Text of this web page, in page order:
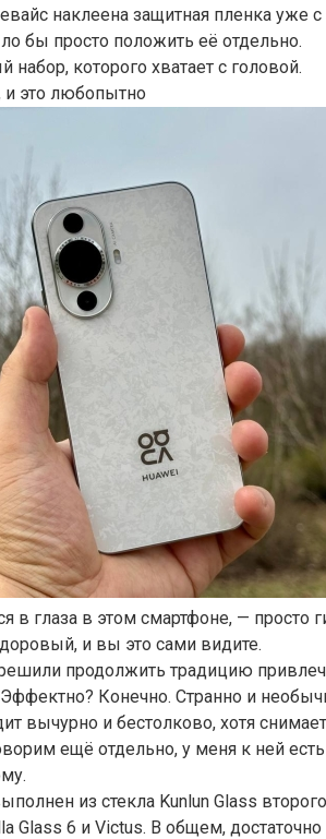
наклеена защитная пленка уже
бы просто положить её отдельно.
набор, которого хватает с головой.
это любопытно
в глаза в этом смартфоне, — просто
и вы это сами видите.
продолжить традицию
Конечно. Странно и
вычурно и бестолково, хотя
ещё отдельно, у меня к ней есть
из стекла Kunlun Glass
Glass 6 и Victus. В общем, достаточно